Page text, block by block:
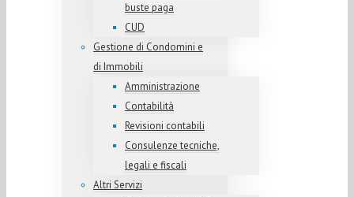
buste paga
CUD
Gestione di Condomini e
di Immobili
Amministrazione
Contabilità
Revisioni contabili
Consulenze tecniche,
legali e fiscali
Altri Servizi